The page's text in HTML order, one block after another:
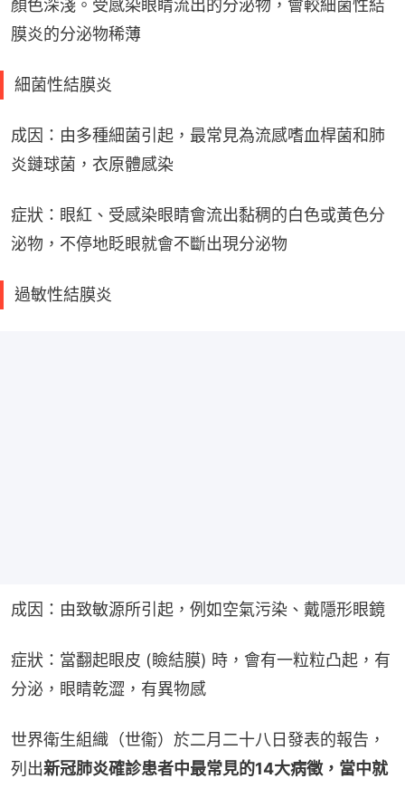
顏色深淺。受感染眼睛流出的分泌物，會較細菌性結
膜炎的分泌物稀薄
細菌性結膜炎
成因：由多種細菌引起，最常見為流感嗜血桿菌和肺
炎鏈球菌，衣原體感染
症狀：眼紅、受感染眼睛會流出黏稠的白色或黃色分
泌物，不停地眨眼就會不斷出現分泌物
過敏性結膜炎
成因：由致敏源所引起，例如空氣污染、戴隱形眼鏡
症狀：當翻起眼皮 (瞼結膜) 時，會有一粒粒凸起，有
分泌，眼睛乾澀，有異物感
世界衛生組織（世衞）於二月二十八日發表的報告，
列出新冠肺炎確診患者中最常見的14大病徵，當中就